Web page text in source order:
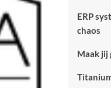
ERP
chaos
Maak jij